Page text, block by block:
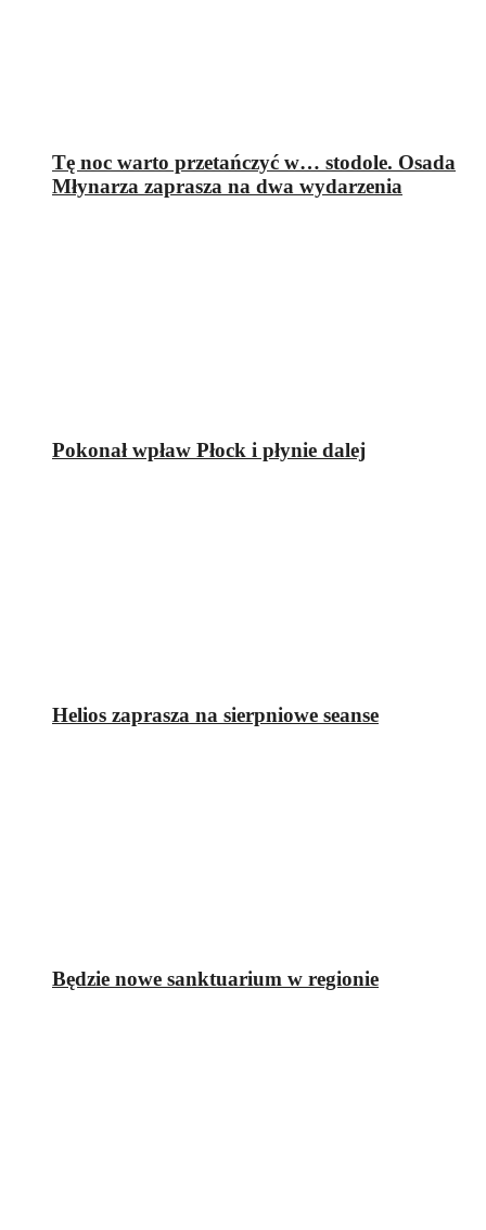
Tę noc warto przetańczyć w… stodole. Osada
Młynarza zaprasza na dwa wydarzenia
Pokonał wpław Płock i płynie dalej
Helios zaprasza na sierpniowe seanse
Będzie nowe sanktuarium w regionie